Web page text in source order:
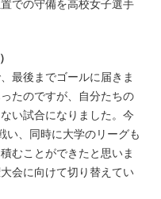
最後までゴールに届きま
たのですが、自分たちの
い試合になりました。今
い、同時に大学のリーグも
むことができたと思いま
会に向けて切り替えてい